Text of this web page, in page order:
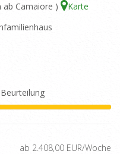
ab Camaiore )
Karte
ab 2.408,00 EUR/Woche